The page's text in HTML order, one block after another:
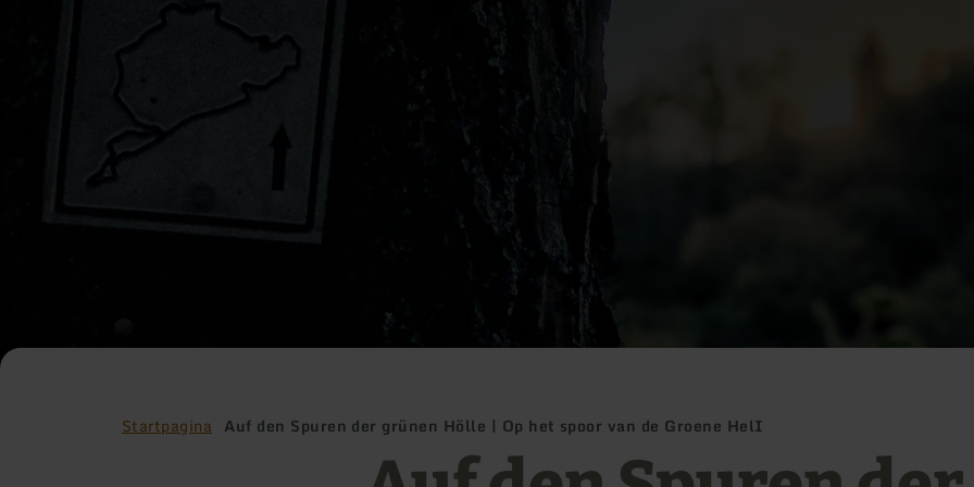
Startpagina Auf den Spuren der grünen Hölle | Op het spoor van de Groene HelI